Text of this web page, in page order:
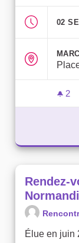
02
2
Rendez-
Élue en juin